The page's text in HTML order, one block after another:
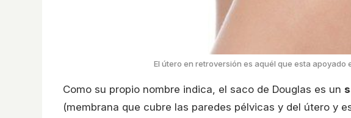
El útero en retroversión es aquél que esta apoyado
Como su propio nombre indica, el saco de Douglas es un
(membrana que cubre las paredes pélvicas y del útero y